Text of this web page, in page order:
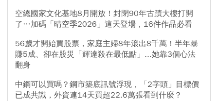
空總國家文化基地8月開放！封閉90年古蹟大樓打開
了…加碼「晴空季2026」這天登場，16件作品必看
56歲才開始買股票，家庭主婦8年滾出8千萬！半年暴
賺5成、卻在股災「輝達殺在最低點」...她靠3個心法
翻身
中鋼可以買嗎？鋼市築底訊號浮現，「2字頭」目標價
已成共識，外資連14天買超22.6萬張看到什麼？